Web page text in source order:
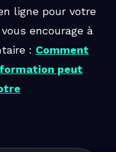
ligne pour votre
encourage à
: Comment
peut